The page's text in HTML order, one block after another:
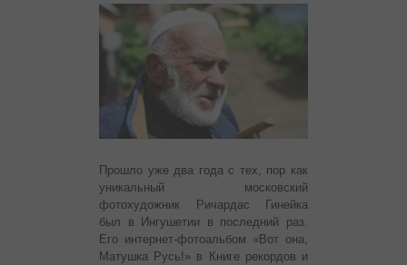
Прошло уже два года с тех, пор как
уникальный московский
фотохудожник Ричардас Гинейка
был в Ингушетии в последний раз.
Его интернет-фотоальбом «Вот она,
Матушка Русь!» в Книге рекордов и